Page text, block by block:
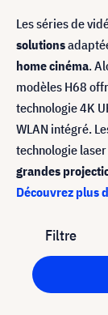
Les séries de
solutions
home cinéma.
modèles H68
technologie 4K
WLAN intégré.
technologie
grandes
Découvrez plus
Filtre